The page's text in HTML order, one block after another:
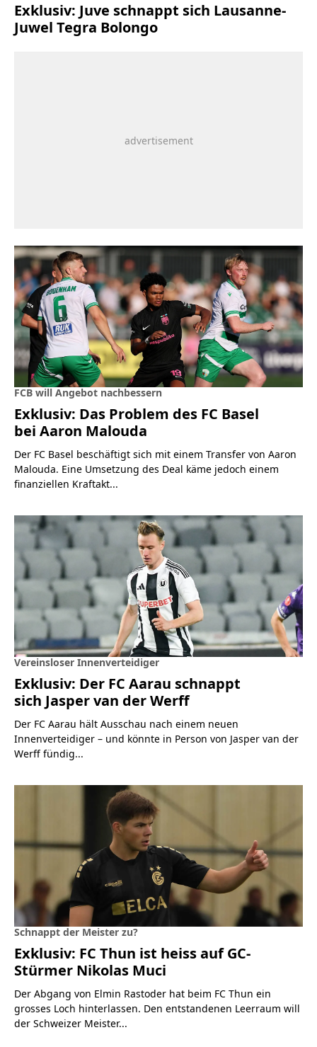
Exklusiv: Juve schnappt sich Lausanne-
Juwel Tegra Bolongo
FCB will Angebot nachbessern
Exklusiv: Das Problem des FC Basel
bei Aaron Malouda
Der FC Basel beschäftigt sich mit einem Transfer von Aaron
Malouda. Eine Umsetzung des Deal käme jedoch einem
finanziellen Kraftakt...
Vereinsloser Innenverteidiger
Exklusiv: Der FC Aarau schnappt
sich Jasper van der Werff
Der FC Aarau hält Ausschau nach einem neuen
Innenverteidiger – und könnte in Person von Jasper van der
Werff fündig...
Schnappt der Meister zu?
Exklusiv: FC Thun ist heiss auf GC-
Stürmer Nikolas Muci
Der Abgang von Elmin Rastoder hat beim FC Thun ein
grosses Loch hinterlassen. Den entstandenen Leerraum will
der Schweizer Meister...